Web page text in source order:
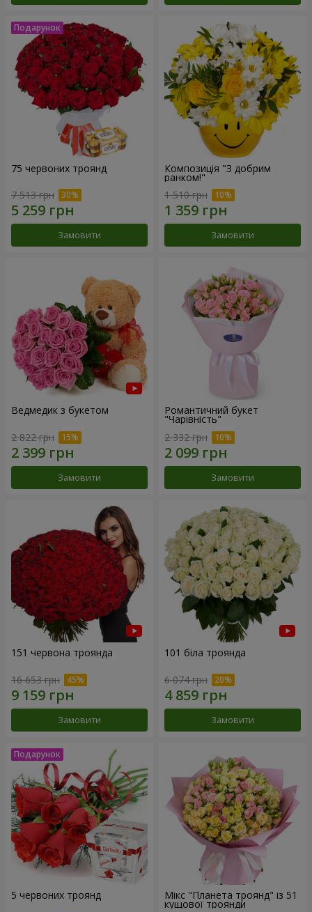
75 червоних троянд
7 513 грн
Замовити
Композиція "З добрим
ранком!"
1 510 грн
Замовити
Ведмедик з букетом
2 822 грн
Замовити
Романтичний букет
"Чарівність"
2 332 грн
Замовити
151 червона троянда
16 653 грн
Замовити
101 біла троянда
6 074 грн
Замовити
5 червоних троянд Мікс "Планета троянд" із 51
кущової троянди